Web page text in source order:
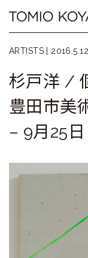
content
Tomio
Koyama
Gallery
小
山
美
ARTISTS | 2016.5.12
杉戸洋 /
豊田市美
– 9月25日